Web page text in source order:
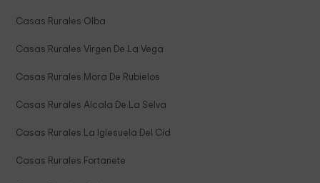
Casas Rurales Olba
Casas Rurales Virgen De La Vega
Casas Rurales Mora De Rubielos
Casas Rurales Alcala De La Selva
Casas Rurales La Iglesuela Del Cid
Casas Rurales Fortanete